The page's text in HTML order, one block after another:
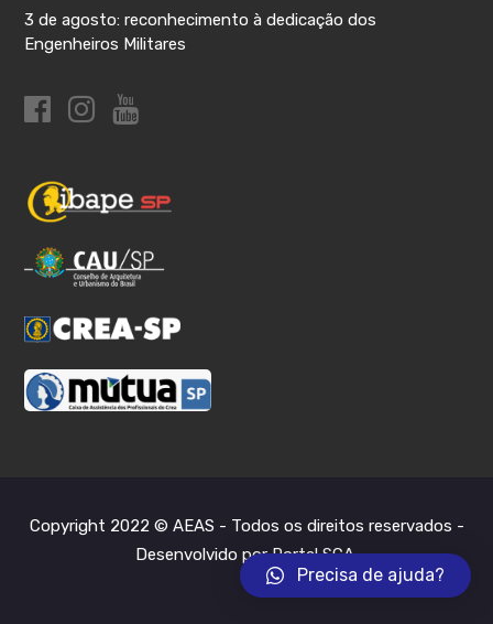
3 de agosto: reconhecimento à dedicação dos
Engenheiros Militares
Copyright 2022 © AEAS - Todos os direitos reservados -
Desenvolvido por Portal SCA.
Precisa de ajuda?